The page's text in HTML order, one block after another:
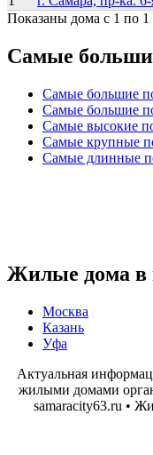
Показаны дома с 1 по 1
Самые
Самые большие
Самые большие
Самые высокие
Самые крупные
Самые длинные
Жилые дома в
Москва
Казань
Уфа
Актуальная
жилыми домами
samaracity63.ru •